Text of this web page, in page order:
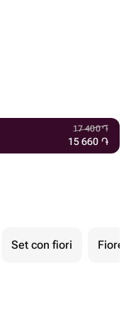
17 400֏
15 660 ֏
Set con fiori Fiore